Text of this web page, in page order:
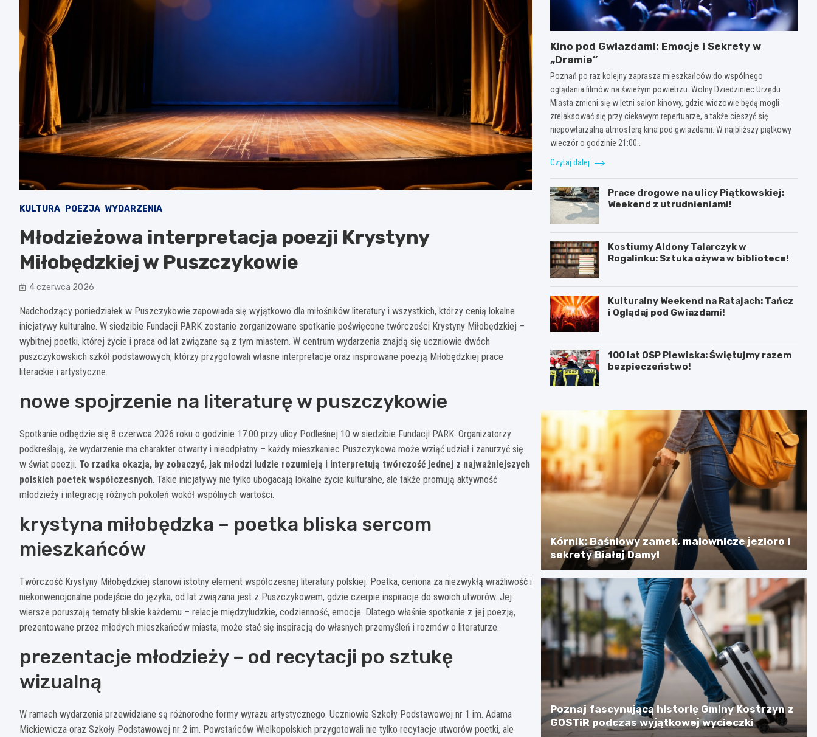
KULTURA POEZJA WYDARZENIA
Młodzieżowa interpretacja poezji Krystyny
Miłobędzkiej w Puszczykowie
4 czerwca 2026
Nadchodzący poniedziałek w Puszczykowie zapowiada się wyjątkowo dla miłośników literatury i wszystkich, którzy cenią lokalne
inicjatywy kulturalne. W siedzibie Fundacji PARK zostanie zorganizowane spotkanie poświęcone twórczości Krystyny Miłobędzkiej –
wybitnej poetki, której życie i praca od lat związane są z tym miastem. W centrum wydarzenia znajdą się uczniowie dwóch
puszczykowskich szkół podstawowych, którzy przygotowali własne interpretacje oraz inspirowane poezją Miłobędzkiej prace
literackie i artystyczne.
nowe spojrzenie na literaturę w puszczykowie
Spotkanie odbędzie się 8 czerwca 2026 roku o godzinie 17:00 przy ulicy Podleśnej 10 w siedzibie Fundacji PARK. Organizatorzy
podkreślają, że wydarzenie ma charakter otwarty i nieodpłatny – każdy mieszkaniec Puszczykowa może wziąć udział i zanurzyć się
w świat poezji. To rzadka okazja, by zobaczyć, jak młodzi ludzie rozumieją i interpretują twórczość jednej z najważniejszych
polskich poetek współczesnych. Takie inicjatywy nie tylko ubogacają lokalne życie kulturalne, ale także promują aktywność
młodzieży i integrację różnych pokoleń wokół wspólnych wartości.
krystyna miłobędzka – poetka bliska sercom
mieszkańców
Twórczość Krystyny Miłobędzkiej stanowi istotny element współczesnej literatury polskiej. Poetka, ceniona za niezwykłą wrażliwość i
niekonwencjonalne podejście do języka, od lat związana jest z Puszczykowem, gdzie czerpie inspiracje do swoich utworów. Jej
wiersze poruszają tematy bliskie każdemu – relacje międzyludzkie, codzienność, emocje. Dlatego właśnie spotkanie z jej poezją,
prezentowane przez młodych mieszkańców miasta, może stać się inspiracją do własnych przemyśleń i rozmów o literaturze.
prezentacje młodzieży – od recytacji po sztukę
wizualną
W ramach wydarzenia przewidziane są różnorodne formy wyrazu artystycznego. Uczniowie Szkoły Podstawowej nr 1 im. Adama
Mickiewicza oraz Szkoły Podstawowej nr 2 im. Powstańców Wielkopolskich przygotowali nie tylko recytacje utworów poetki, ale
Kino pod Gwiazdami: Emocje i Sekrety w
„Dramie”
Poznań po raz kolejny zaprasza mieszkańców do wspólnego
oglądania filmów na świeżym powietrzu. Wolny Dziedziniec Urzędu
Miasta zmieni się w letni salon kinowy, gdzie widzowie będą mogli
zrelaksować się przy ciekawym repertuarze, a także cieszyć się
niepowtarzalną atmosferą kina pod gwiazdami. W najbliższy piątkowy
wieczór o godzinie 21:00…
Czytaj dalej
Prace drogowe na ulicy Piątkowskiej:
Weekend z utrudnieniami!
Kostiumy Aldony Talarczyk w
Rogalinku: Sztuka ożywa w bibliotece!
Kulturalny Weekend na Ratajach: Tańcz
i Oglądaj pod Gwiazdami!
100 lat OSP Plewiska: Świętujmy razem
bezpieczeństwo!
Kórnik: Baśniowy zamek, malownicze jezioro i
sekrety Białej Damy!
Poznaj fascynującą historię Gminy Kostrzyn z
GOSTiR podczas wyjątkowej wycieczki